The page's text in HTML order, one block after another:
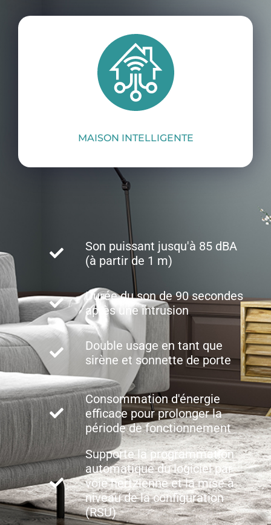
MAISON INTELLIGENTE
Son puissant jusqu'à 85 dBA
(à partir de 1 m)
Durée du son de 90 secondes
après une intrusion
Double usage en tant que
sirène et sonnette de porte
Consommation d'énergie
efficace pour prolonger la
période de fonctionnement
Supporte la programmation
automatique du logiciel par
voie hertzienne et la mise à
niveau de la configuration
(RSU)